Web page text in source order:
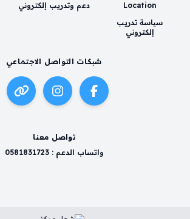
Location دعم وتدريب إلكتروني
سياسة تدريب
إلكتروني
شبكات التواصل الاجتماعي
تواصل معنا
واتساب الدعم : 0581831723